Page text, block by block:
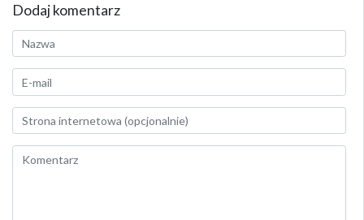
Dodaj komentarz